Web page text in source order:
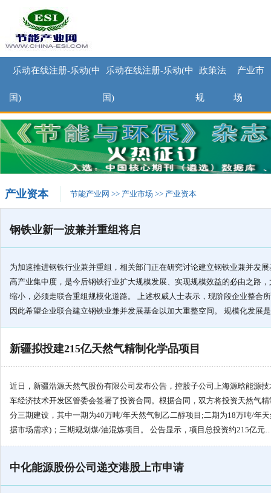
乐动在线注册-乐动(中
国)
乐动在线注册-乐动(中
国)
政策法
规
产业市
场
产业资本 节能产业网 >> 产业市场 >> 产业资本
钢铁业新一波兼并重组将启
为加速推进钢铁行业兼并重组，相关部门正在研究讨论建立钢铁业兼并发
高产业集中度，是今后钢铁行业扩大规模发展、实现规模效益的必由之路
缩小，必须走联合重组规模化道路。 上述权威人士表示，现阶段企业整合
因此希望企业联合建立钢铁业兼并发展基金以加大重整空间。 规模化发
新疆拟投建215亿天然气精制化学品项目
近日，新疆浩源天然气股份有限公司发布公告，控股子公司上海源晗能源
车经济技术开发区管委会签署了投资合同。根据合同，双方将投资天然气
分三期建设，其中一期为40万吨/年天然气制乙二醇项目;二期为18万吨/年
据市场需求)；三期规划煤/油混炼项目。 公告显示，项目总投资约215亿
中化能源股份公司递交港股上市申请